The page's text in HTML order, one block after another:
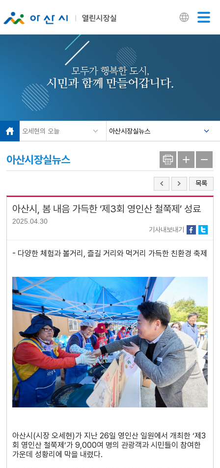
닫기
모두가 행복한 도시,
시민과 함께 만들어갑니다.
오세현의 오늘 아산시장실뉴스
아산시장실뉴스
목록
아산시, 봄 내음 가득한 ‘제3회 영인산 철쭉제’ 성료
2025.04.30
기사내보내기
- 다양한 체험과 볼거리, 즐길 거리와 먹거리 가득한 친환경 축제
아산시(시장 오세현)가 지난 26일 영인산 일원에서 개최한 ‘제3
회 영인산 철쭉제’가 9,000여 명의 관광객과 시민들이 참여한
가운데 성황리에 막을 내렸다.